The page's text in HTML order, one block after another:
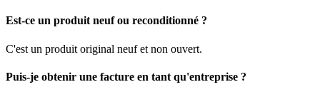
Est-ce un produit neuf ou reconditionné ?
C'est un produit original neuf et non ouvert.
Puis-je obtenir une facture en tant qu'entreprise ?